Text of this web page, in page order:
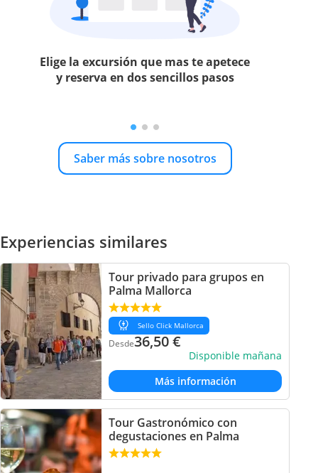
Elige la excursión que mas te apetece
y reserva en dos sencillos pasos
Saber más sobre nosotros
Experiencias similares
Tour privado para grupos en
Palma Mallorca
Sello Click Mallorca
Desde36,50€
Disponible mañana
Más información
Tour Gastronómico con
degustaciones en Palma